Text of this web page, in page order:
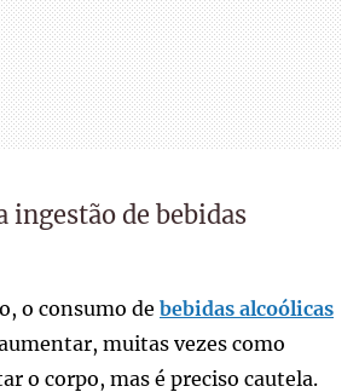
ingestão de bebidas
o consumo de bebidas alcoólicas
muitas vezes como
o corpo, mas é preciso cautela.